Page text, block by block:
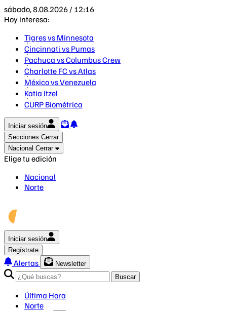
sábado, 8.08.2026 / 12:16
Hoy interesa:
Tigres vs Minnesota
Cincinnati vs Pumas
Pachuca vs Columbus Crew
Charlotte FC vs Atlas
México vs Venezuela
Katia Itzel
CURP Biométrica
Iniciar sesión
Secciones Cerrar
Nacional Cerrar
Elige tu edición
Nacional
Norte
Iniciar sesión
Regístrate
Alertas
Newsletter
Buscar
Última Hora
Norte